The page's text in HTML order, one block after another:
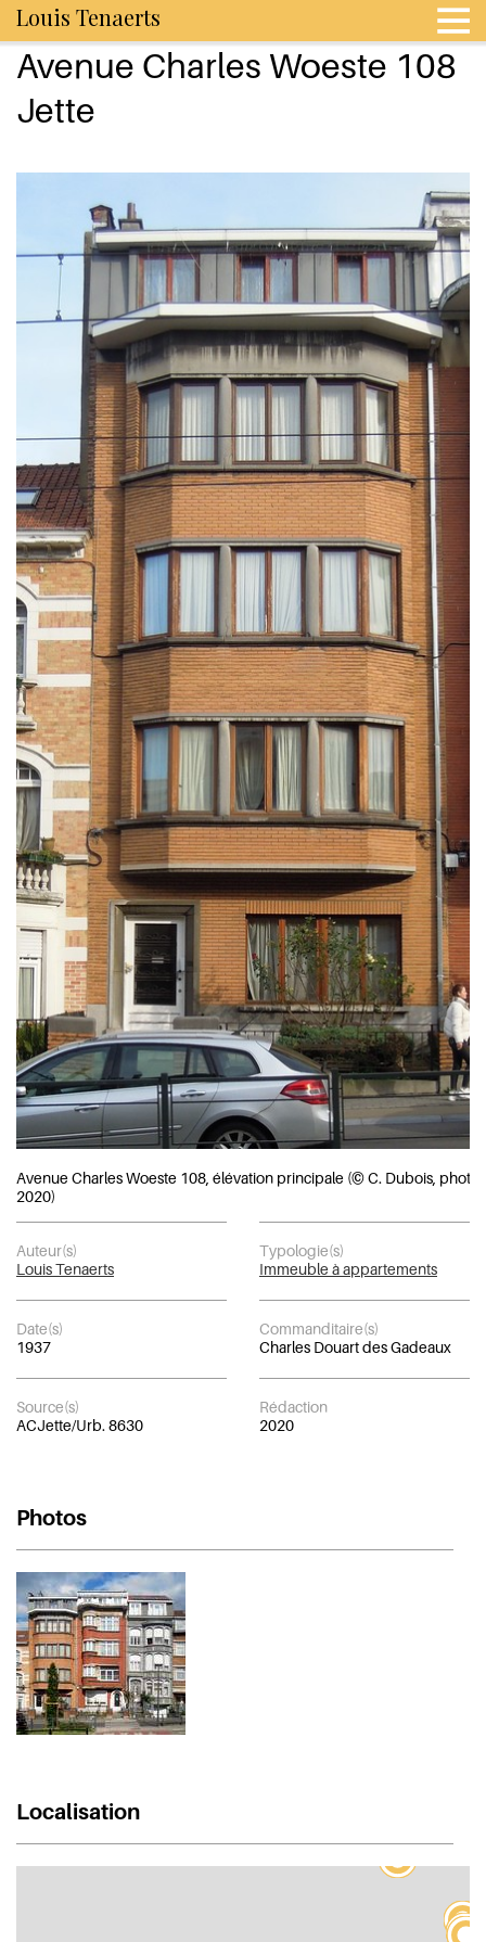
Louis Tenaerts
Avenue Charles Woeste 108
Jette
Avenue Charles Woeste 108, élévation principale (© C. Dubois, photo
2020)
Auteur(s)
Louis Tenaerts
Typologie(s)
Immeuble à appartements
Date(s)
1937
Commanditaire(s)
Charles Douart des Gadeaux
Source(s)
ACJette/Urb. 8630
Rédaction
2020
Photos
Localisation